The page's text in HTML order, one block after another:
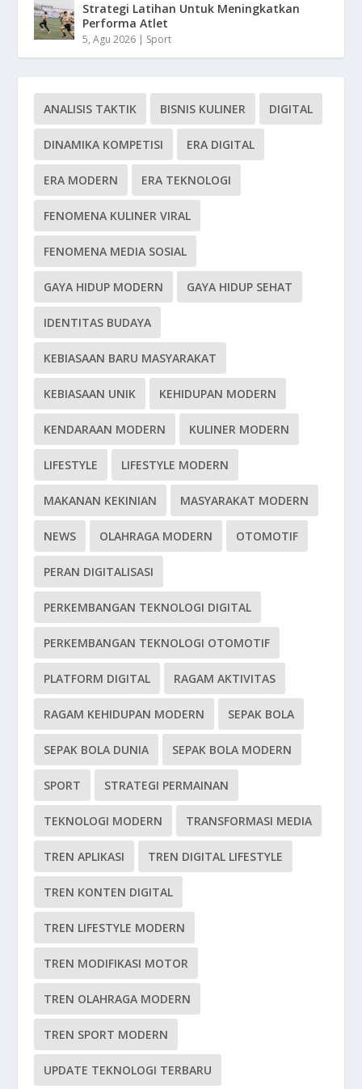
Strategi Latihan Untuk Meningkatkan
Performa Atlet
5, Agu 2026 | Sport
ANALISIS TAKTIK BISNIS KULINER DIGITAL
DINAMIKA KOMPETISI ERA DIGITAL
ERA MODERN ERA TEKNOLOGI
FENOMENA KULINER VIRAL
FENOMENA MEDIA SOSIAL
GAYA HIDUP MODERN GAYA HIDUP SEHAT
IDENTITAS BUDAYA
KEBIASAAN BARU MASYARAKAT
KEBIASAAN UNIK KEHIDUPAN MODERN
KENDARAAN MODERN KULINER MODERN
LIFESTYLE LIFESTYLE MODERN
MAKANAN KEKINIAN MASYARAKAT MODERN
NEWS OLAHRAGA MODERN OTOMOTIF
PERAN DIGITALISASI
PERKEMBANGAN TEKNOLOGI DIGITAL
PERKEMBANGAN TEKNOLOGI OTOMOTIF
PLATFORM DIGITAL RAGAM AKTIVITAS
RAGAM KEHIDUPAN MODERN SEPAK BOLA
SEPAK BOLA DUNIA SEPAK BOLA MODERN
SPORT STRATEGI PERMAINAN
TEKNOLOGI MODERN TRANSFORMASI MEDIA
TREN APLIKASI TREN DIGITAL LIFESTYLE
TREN KONTEN DIGITAL
TREN LIFESTYLE MODERN
TREN MODIFIKASI MOTOR
TREN OLAHRAGA MODERN
TREN SPORT MODERN
UPDATE TEKNOLOGI TERBARU